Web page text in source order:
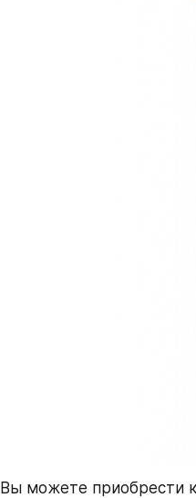
Вы можете приобрести